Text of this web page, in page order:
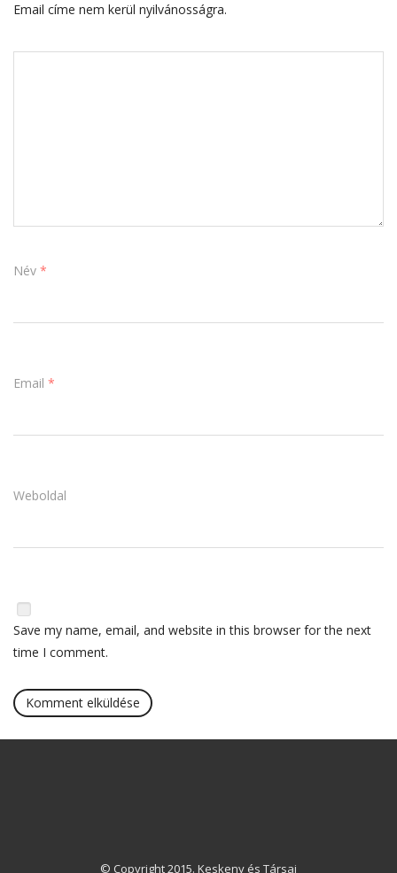
Email címe nem kerül nyilvánosságra.
Név *
Email *
Weboldal
Save my name, email, and website in this browser for the next
time I comment.
© Copyright 2015. Keskeny és Társai